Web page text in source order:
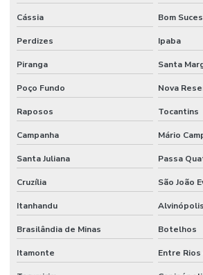
Cássia Bom
Perdizes Ipaba
Piranga Santa
Poço Fundo Nova
Raposos Tocantins
Campanha Mário
Santa Juliana Passa
Cruzília São João
Itanhandu Alvinópolis
Brasilândia de Minas Botelhos
Itamonte Entre Rios